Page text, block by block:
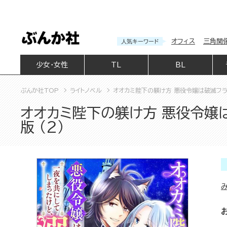
人気キーワード オフィス 三角関
少女・女性 BL
ぶんか社TOP ライトノベル オオカミ陛下の躾け方 悪役令嬢は破滅フ
オオカミ陛下の躾け方 悪役令嬢
版 （2）